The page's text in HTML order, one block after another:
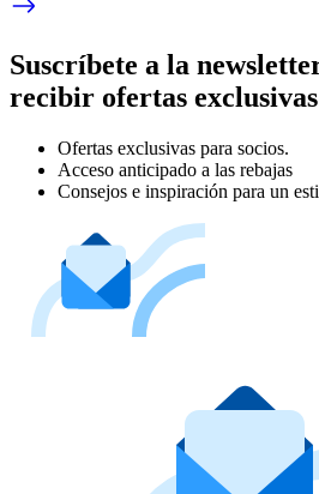
Suscríbete a la
recibir ofertas exclusivas
Ofertas exclusivas para socios.
Acceso anticipado a las rebajas
Consejos e inspiración para un